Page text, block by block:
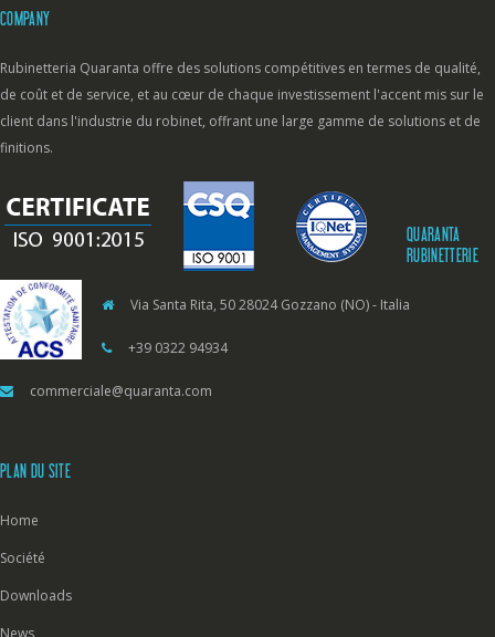
COMPANY
Rubinetteria Quaranta offre des solutions compétitives en termes de qualité,
de coût et de service, et au cœur de chaque investissement l'accent mis sur le
client dans l'industrie du robinet, offrant une large gamme de solutions et de
finitions.
QUARANTA
RUBINETTERIE
Via Santa Rita, 50 28024 Gozzano (NO) - Italia
+39 0322 94934
commerciale@quaranta.com
PLAN DU SITE
Home
Société
Downloads
News